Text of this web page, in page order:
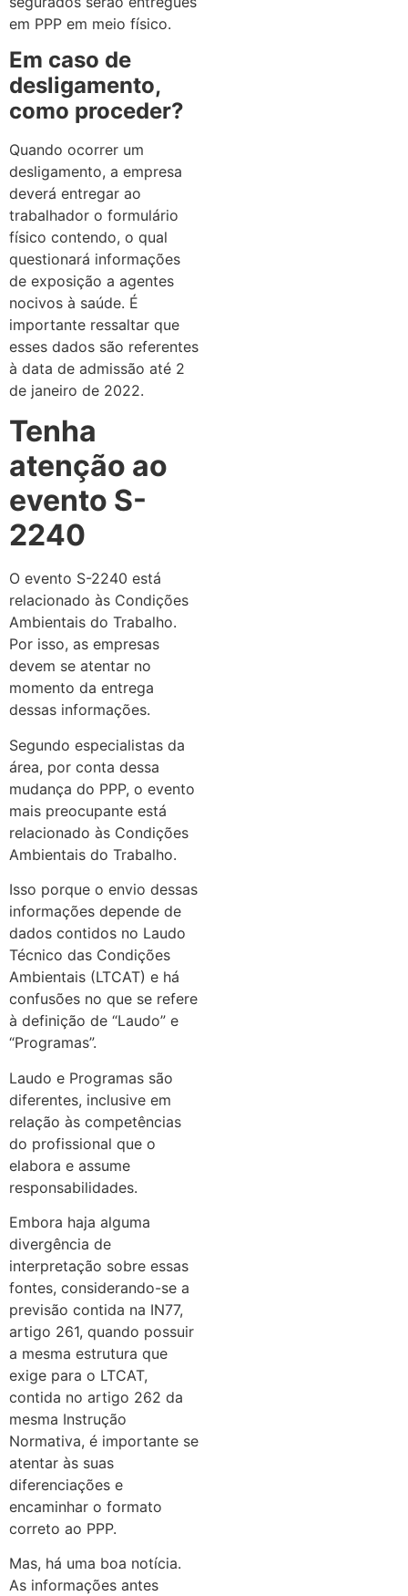
em PPP em meio físico.
Em caso de
desligamento,
como proceder?
Quando ocorrer um
desligamento, a empresa
deverá entregar ao
trabalhador o formulário
físico contendo, o qual
questionará informações
de exposição a agentes
nocivos à saúde. É
importante ressaltar que
esses dados são referentes
à data de admissão até 2
de janeiro de 2022.
Tenha
atenção ao
evento S-
2240
O evento S-2240 está
relacionado às Condições
Ambientais do Trabalho.
Por isso, as empresas
devem se atentar no
momento da entrega
dessas informações.
Segundo especialistas da
área, por conta dessa
mudança do PPP, o evento
mais preocupante está
relacionado às Condições
Ambientais do Trabalho.
Isso porque o envio dessas
informações depende de
dados contidos no Laudo
Técnico das Condições
Ambientais (LTCAT) e há
confusões no que se refere
à definição de “Laudo” e
“Programas”.
Laudo e Programas são
diferentes, inclusive em
relação às competências
do profissional que o
elabora e assume
responsabilidades.
Embora haja alguma
divergência de
interpretação sobre essas
fontes, considerando-se a
previsão contida na IN77,
artigo 261, quando possuir
a mesma estrutura que
exige para o LTCAT,
contida no artigo 262 da
mesma Instrução
Normativa, é importante se
atentar às suas
diferenciações e
encaminhar o formato
correto ao PPP.
Mas, há uma boa notícia.
As informações antes